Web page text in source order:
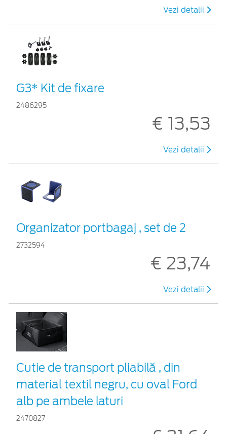
Vezi detalii
G3* Kit de fixare
2486295
€ 13,53
Vezi detalii
Organizator portbagaj , set de 2
2732594
€ 23,74
Vezi detalii
Cutie de transport pliabilă , din
material textil negru, cu oval Ford
alb pe ambele laturi
2470827